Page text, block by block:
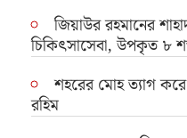
জিয়াউর রহমানের
চিকিৎসাসেবা, উপকৃত ৮
শহরের মোহ ত্যাগ
রহিম